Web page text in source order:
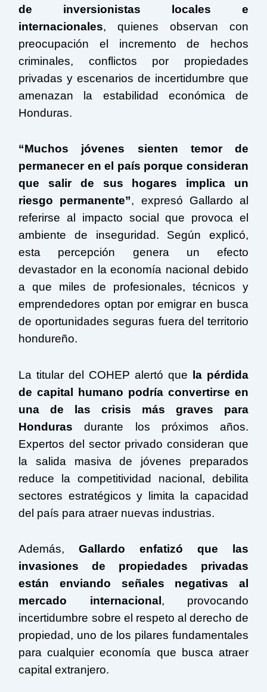
de inversionistas locales e
internacionales, quienes observan con
preocupación el incremento de hechos
criminales, conflictos por propiedades
privadas y escenarios de incertidumbre que
amenazan la estabilidad económica de
Honduras.
“Muchos jóvenes sienten temor de
permanecer en el país porque consideran
que salir de sus hogares implica un
riesgo permanente”, expresó Gallardo al
referirse al impacto social que provoca el
ambiente de inseguridad. Según explicó,
esta percepción genera un efecto
devastador en la economía nacional debido
a que miles de profesionales, técnicos y
emprendedores optan por emigrar en busca
de oportunidades seguras fuera del territorio
hondureño.
La titular del COHEP alertó que la pérdida
de capital humano podría convertirse en
una de las crisis más graves para
Honduras durante los próximos años.
Expertos del sector privado consideran que
la salida masiva de jóvenes preparados
reduce la competitividad nacional, debilita
sectores estratégicos y limita la capacidad
del país para atraer nuevas industrias.
Además,Gallardo enfatizó que las
invasiones de propiedades privadas
están enviando señales negativas al
mercado internacional , provocando
incertidumbre sobre el respeto al derecho de
propiedad, uno de los pilares fundamentales
para cualquier economía que busca atraer
capital extranjero.